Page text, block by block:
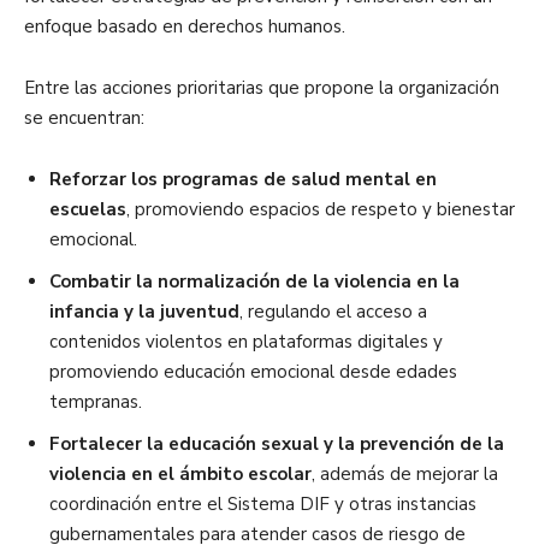
enfoque basado en derechos humanos.
Entre las acciones prioritarias que propone la organización
se encuentran:
Reforzar los programas de salud mental en
escuelas, promoviendo espacios de respeto y bienestar
emocional.
Combatir la normalización de la violencia en la
infancia y la juventud, regulando el acceso a
contenidos violentos en plataformas digitales y
promoviendo educación emocional desde edades
tempranas.
Fortalecer la educación sexual y la prevención de la
violencia en el ámbito escolar, además de mejorar la
coordinación entre el Sistema DIF y otras instancias
gubernamentales para atender casos de riesgo de